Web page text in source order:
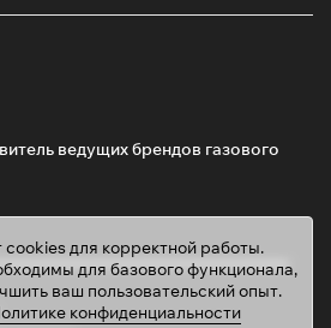
ведущих брендов газового
cookies для корректной работы.
для базового функционала,
ваш пользовательский опыт.
конфиденциальности